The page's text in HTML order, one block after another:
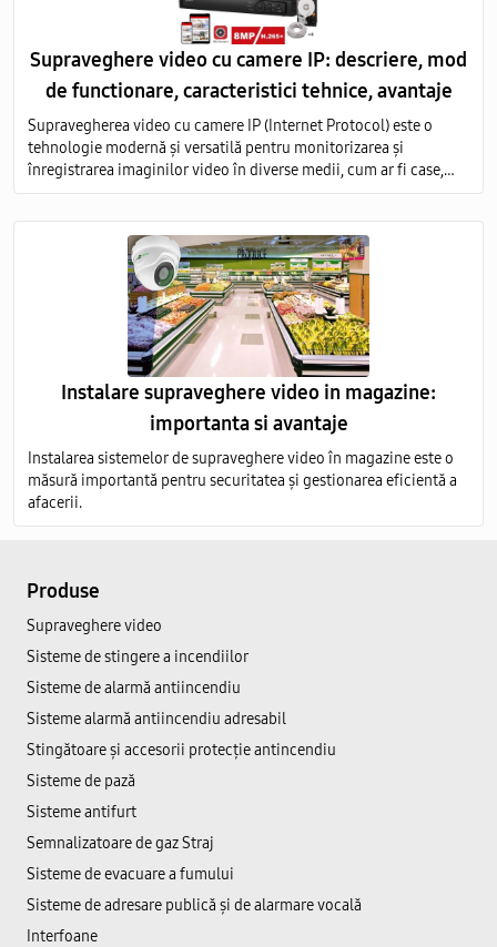
Supraveghere video cu camere IP: descriere, mod
de functionare, caracteristici tehnice, avantaje
Supravegherea video cu camere IP (Internet Protocol) este o
tehnologie modernă și versatilă pentru monitorizarea și
înregistrarea imaginilor video în diverse medii, cum ar fi case,
birouri, clădiri comerciale, instituții publice și industriale.
Instalare supraveghere video in magazine:
importanta si avantaje
Instalarea sistemelor de supraveghere video în magazine este o
măsură importantă pentru securitatea și gestionarea eficientă a
afacerii.
Produse
Supraveghere video
Sisteme de stingere a incendiilor
Sisteme de alarmă antiincendiu
Sisteme alarmă antiincendiu adresabil
Stingătoare și accesorii protecție antincendiu
Sisteme de pază
Sisteme antifurt
Semnalizatoare de gaz Straj
Sisteme de evacuare a fumului
Sisteme de adresare publică şi de alarmare vocală
Interfoane